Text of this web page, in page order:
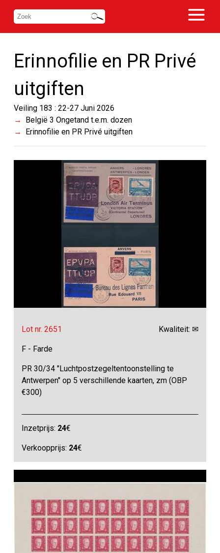
Erinnofilie en PR Privé
uitgiften
Veiling 183 : 22-27 Juni 2026
België 3 Ongetand t.e.m. dozen
Erinnofilie en PR Privé uitgiften
Lot nr. 2651 Kwaliteit: ✉
F - Farde
PR 30/34 "Luchtpostzegeltentoonstelling te
Antwerpen" op 5 verschillende kaarten, zm (OBP
€300)
Inzetprijs: 24€
Verkoopprijs: 24€